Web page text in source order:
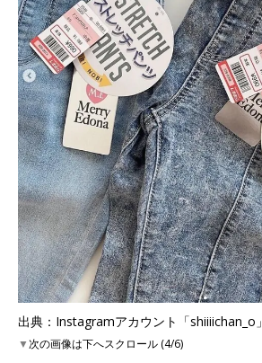
出典：Instagramアカウント「shiiiichan_o」
▼次の画像は下へスクロール (4/6)